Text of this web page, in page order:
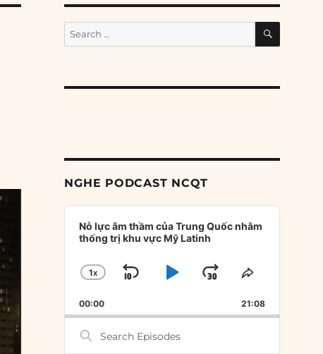
Search
for:
SEARCH
NGHE PODCAST NCQT
Audio
Player
Nỗ lực âm thầm của Trung Quốc nhằm
thống trị khu vực Mỹ Latinh
CHANGE
RATE
1X
SKIP
BACKWARD
PLAYJUMP
FORWARD
SHARE
EPISODE
00:00 21:08
Search
Episodes